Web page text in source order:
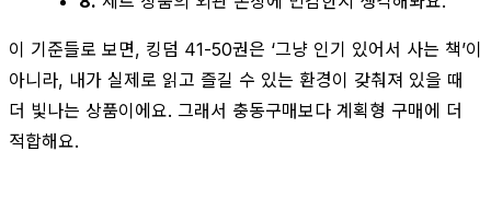
이 기준들로 보면, 킹덤 41-50권은 ‘그냥 인기 있어서 사는 책’이
아니라, 내가 실제로 읽고 즐길 수 있는 환경이 갖춰져 있을 때
더 빛나는 상품이에요. 그래서 충동구매보다 계획형 구매에 더
적합해요.